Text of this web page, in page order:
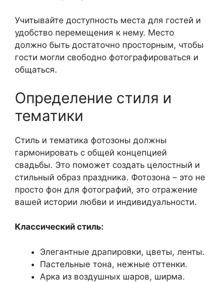
Учитывайте доступность места для гостей и
удобство перемещения к нему. Место
должно быть достаточно просторным, чтобы
гости могли свободно фотографироваться и
общаться.
Определение стиля и
тематики
Стиль и тематика фотозоны должны
гармонировать с общей концепцией
свадьбы. Это поможет создать целостный и
стильный образ праздника. Фотозона – это не
просто фон для фотографий, это отражение
вашей истории любви и индивидуальности.
Классический стиль:
Элегантные драпировки, цветы, ленты.
Пастельные тона, нежные оттенки.
Арка из воздушных шаров, ширма.